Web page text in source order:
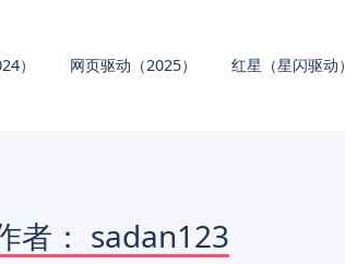
） 网页驱动（2025） 红星（星闪驱动）
者： sadan123